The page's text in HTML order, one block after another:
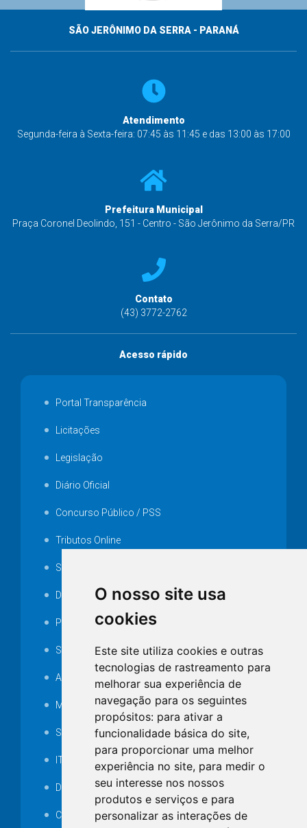
O nosso site usa
cookies
Este site utiliza cookies e outras
tecnologias de rastreamento para
melhorar sua experiência de
navegação para os seguintes
propósitos: para ativar a
funcionalidade básica do site,
para proporcionar uma melhor
experiência no site, para medir o
seu interesse nos nossos
produtos e serviços e para
personalizar as interações de
SÃO JERÔNIMO DA SERRA - PARANÁ
Atendimento
Segunda-feira à Sexta-feira: 07:45 às 11:45 e das 13:00 às 17:00
Prefeitura Municipal
Praça Coronel Deolindo, 151 - Centro - São Jerônimo da Serra/PR
Contato
(43) 3772-2762
Acesso rápido
Portal Transparência
Licitações
Legislação
Diário Oficial
Concurso Público / PSS
Tributos Online
Serviços ISS-E
Decretos
Portarias
SAMAE
Audiência pública
MANUTENÇÃO DE ILUMINAÇÃO PÚBLICA
Serviços Técnicos TI
ITR
Desapropriações
Catalogo Eletrônico de Padronização